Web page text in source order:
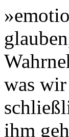
was
ihm